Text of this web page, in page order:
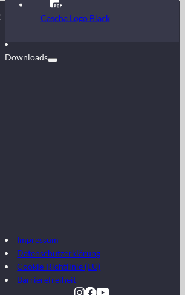
Kontakt
Downloads
Cascha Logo Black
Impressum
Datenschutzerklärung
Cookie-Richtlinie (EU)
Barrierefreiheit